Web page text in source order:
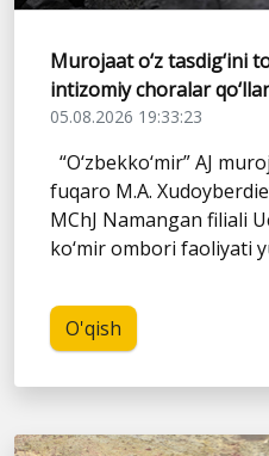
Murojaat o‘z tasdig‘ini
intizomiy choralar
05.08.2026 19:33:23
“O‘zbekko‘mir” AJ
fuqaro M.A.
MChJ Namangan filiali
ko‘mir ombori faoliyati
O'qish